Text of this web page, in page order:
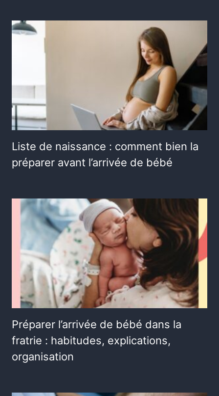
Liste de naissance : comment bien la
préparer avant l’arrivée de bébé
Préparer l’arrivée de bébé dans la
fratrie : habitudes, explications,
organisation